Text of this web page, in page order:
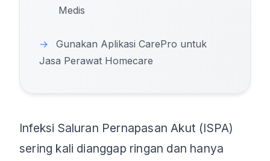
Medis
→
Gunakan Aplikasi CarePro untuk
Jasa Perawat Homecare
Infeksi Saluran Pernapasan Akut (ISPA)
sering kali dianggap ringan dan hanya